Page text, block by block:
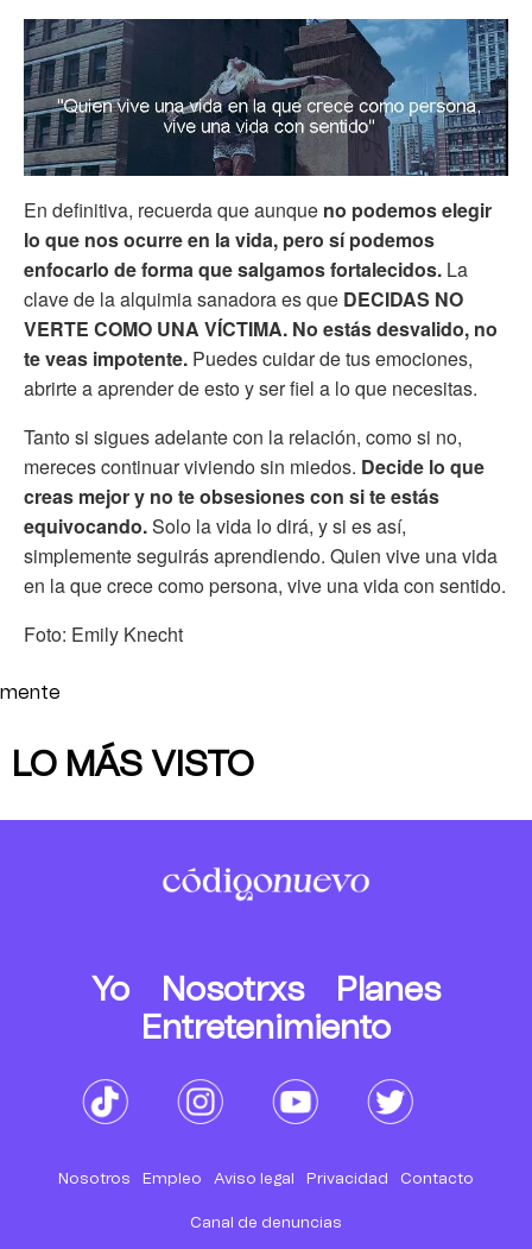
En definitiva, recuerda que aunque no podemos elegir
lo que nos ocurre en la vida, pero sí podemos
enfocarlo de forma que salgamos fortalecidos. La
clave de la alquimia sanadora es que DECIDAS NO
VERTE COMO UNA VÍCTIMA. No estás desvalido, no
te veas impotente. Puedes cuidar de tus emociones,
abrirte a aprender de esto y ser fiel a lo que necesitas.
Tanto si sigues adelante con la relación, como si no,
mereces continuar viviendo sin miedos. Decide lo que
creas mejor y no te obsesiones con si te estás
equivocando.Solo la vida lo dirá, y si es así,
simplemente seguirás aprendiendo. Quien vive una vida
en la que crece como persona, vive una vida con sentido.
Foto: Emily Knecht
mente
LO MÁS VISTO
Yo Nosotrxs
Planes
Entretenimiento
Nosotros Empleo Aviso legal Privacidad Contacto
Canal de denuncias